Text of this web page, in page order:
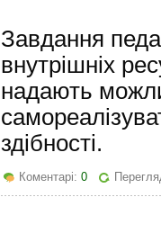
Завдання
внутрішніх
надають
здібності.
Коментарі: 0